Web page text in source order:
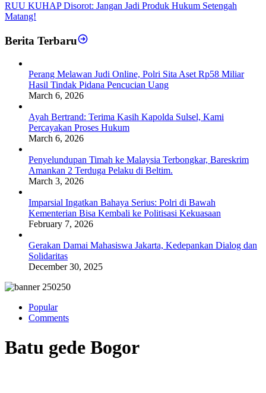
RUU KUHAP Disorot: Jangan Jadi Produk Hukum Setengah
Matang!
Berita Terbaru
Perang Melawan Judi Online, Polri Sita Aset Rp58 Miliar
Hasil Tindak Pidana Pencucian Uang
March 6, 2026
Ayah Bertrand: Terima Kasih Kapolda Sulsel, Kami
Percayakan Proses Hukum
March 6, 2026
Penyelundupan Timah ke Malaysia Terbongkar, Bareskrim
Amankan 2 Terduga Pelaku di Beltim.
March 3, 2026
Imparsial Ingatkan Bahaya Serius: Polri di Bawah
Kementerian Bisa Kembali ke Politisasi Kekuasaan
February 7, 2026
Gerakan Damai Mahasiswa Jakarta, Kedepankan Dialog dan
Solidaritas
December 30, 2025
Popular
Comments
Batu gede Bogor